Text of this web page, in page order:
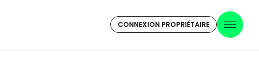
CONNEXION PROPRIÉTAIRE